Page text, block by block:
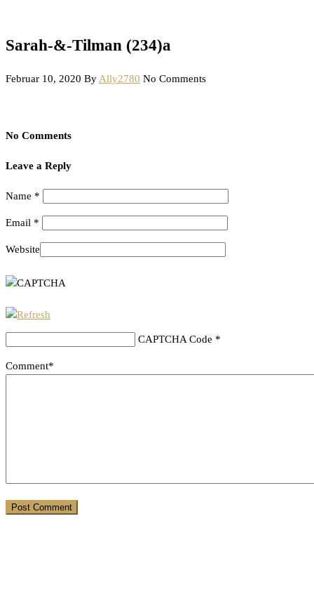
Sarah-&-Tilman (234)a
Februar 10, 2020 By Ally2780 No Comments
No Comments
Leave a Reply
Name *
Email *
Website
CAPTCHA Code *
Comment*